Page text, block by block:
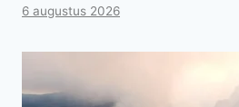
6 augustus 2026